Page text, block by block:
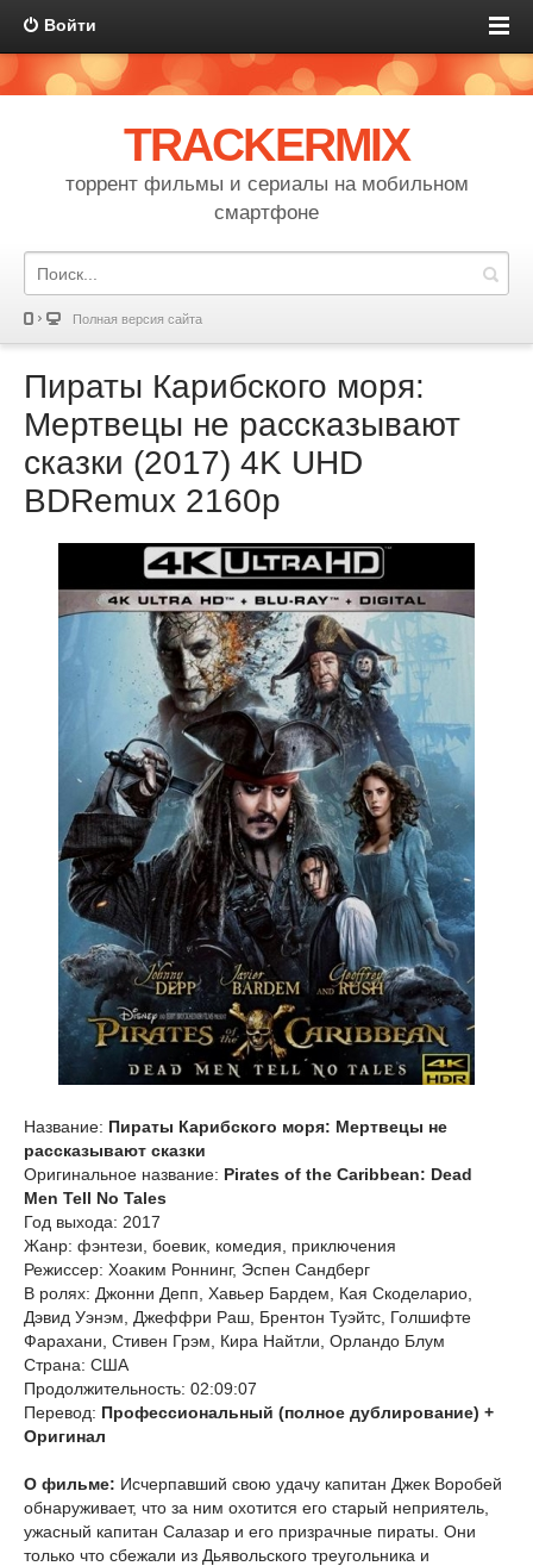
Войти
TRACKERMIX
торрент фильмы и сериалы на мобильном
смартфоне
Полная версия сайта
Пираты Карибского моря:
Мертвецы не рассказывают
сказки (2017) 4K UHD
BDRemux 2160p
Название: Пираты Карибского моря: Мертвецы не
рассказывают сказки
Оригинальное название: Pirates of the Caribbean: Dead
Men Tell No Tales
Год выхода: 2017
Жанр: фэнтези, боевик, комедия, приключения
Режиссер: Хоаким Роннинг, Эспен Сандберг
В ролях: Джонни Депп, Хавьер Бардем, Кая Скоделарио,
Дэвид Уэнэм, Джеффри Раш, Брентон Туэйтс, Голшифте
Фарахани, Стивен Грэм, Кира Найтли, Орландо Блум
Страна: США
Продолжительность: 02:09:07
Перевод: Профессиональный (полное дублирование) +
Оригинал
О фильме: Исчерпавший свою удачу капитан Джек Воробей
обнаруживает, что за ним охотится его старый неприятель,
ужасный капитан Салазар и его призрачные пираты. Они
только что сбежали из Дьявольского треугольника и